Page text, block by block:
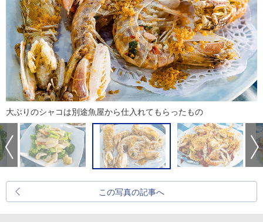
大ぶりのシャコは別途魚屋から仕入れてもらったもの
この写真の記事へ